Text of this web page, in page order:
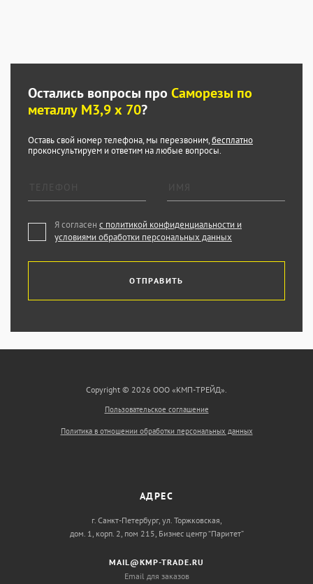
Остались вопросы про Саморезы по
металлу М3,9 х 70?
Оставь свой номер телефона, мы перезвоним,бесплатно
проконсультируем и ответим на любые вопросы.
Я согласен с политикой конфиденциальности и
условиями обработки персональных данных
ОТПРАВИТЬ
Copyright © 2026 ООО «КМП-ТРЕЙД».
Пользовательское соглашение
Политика в отношении обработки персональных данных
АДРЕС
г. Санкт-Петербург, ул. Торжковская,
дом. 1, корп. 2, пом 215, Бизнес центр “Паритет”
MAIL@KMP-TRADE.RU
Email для заказов